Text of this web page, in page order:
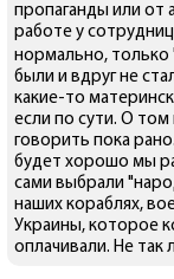
пропаганды или от
работе у
нормально, только
были и вдруг не
какие-то
если по сути. О
говорить пока
будет хорошо мы
сами выбрали
наших кораблях,
Украины, которое
оплачивали. Не так